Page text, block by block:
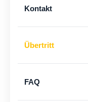
Kontakt
Übertritt
FAQ